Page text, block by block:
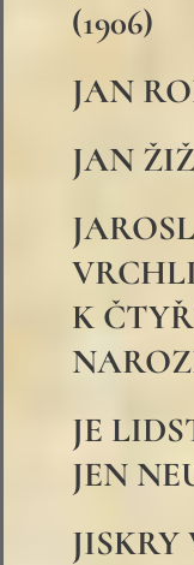
(1906)
JAN
JAN
K
JE
JEN
JISKRY